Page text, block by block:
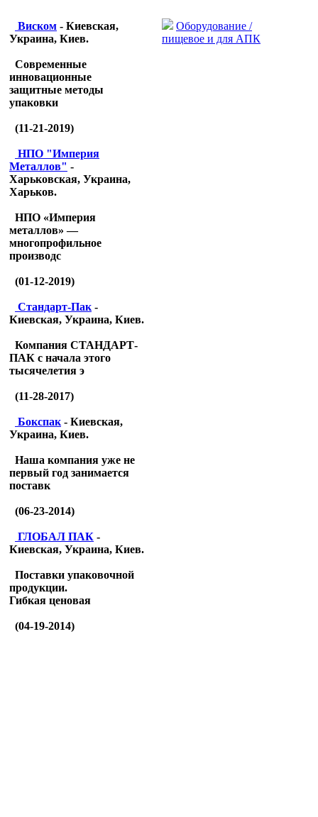
Виском - Киевская,
Украина, Киев.
Современные
инновационные
защитные методы
упаковки
(11-21-2019)
НПО "Империя
Металлов" -
Харьковская, Украина,
Харьков.
НПО «Империя
металлов» —
многопрофильное
производс
(01-12-2019)
Стандарт-Пак -
Киевская, Украина, Киев.
Компания СТАНДАРТ-
ПАК с начала этого
тысячелетия э
(11-28-2017)
Бокспак - Киевская,
Украина, Киев.
Наша компания уже не
первый год занимается
поставк
(06-23-2014)
ГЛОБАЛ ПАК -
Киевская, Украина, Киев.
Поставки упаковочной
продукции.
Гибкая ценовая
(04-19-2014)
Оборудование /
пищевое и для АПК